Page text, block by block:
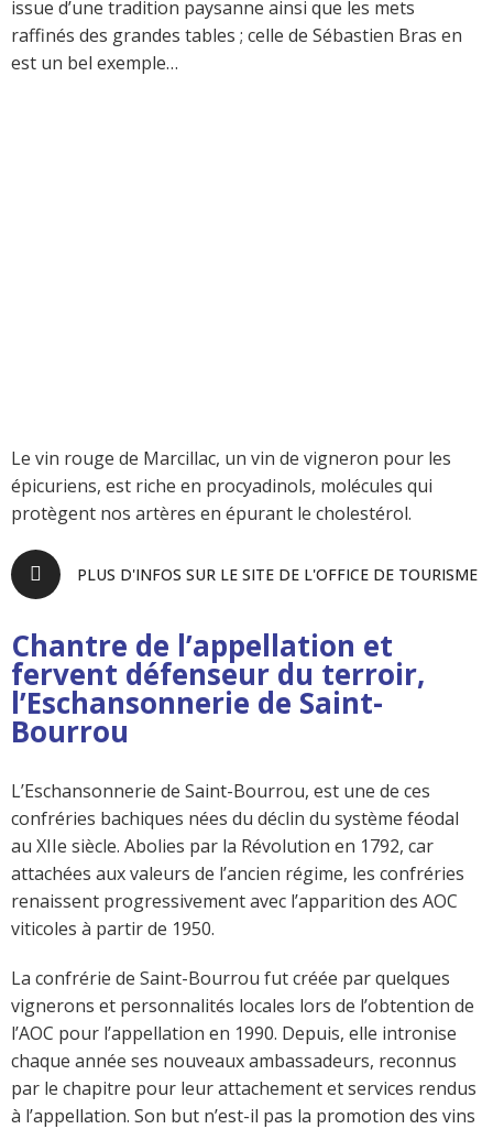
issue d’une tradition paysanne ainsi que les mets
raffinés des grandes tables ; celle de Sébastien Bras en
est un bel exemple…
Le vin rouge de Marcillac, un vin de vigneron pour les
épicuriens, est riche en procyadinols, molécules qui
protègent nos artères en épurant le cholestérol.
PLUS D'INFOS SUR LE SITE DE L'OFFICE DE TOURISME
Chantre de l’appellation et
fervent défenseur du terroir,
l’Eschansonnerie de Saint-
Bourrou
L’Eschansonnerie de Saint-Bourrou, est une de ces
confréries bachiques nées du déclin du système féodal
au XIIe siècle. Abolies par la Révolution en 1792, car
attachées aux valeurs de l’ancien régime, les confréries
renaissent progressivement avec l’apparition des AOC
viticoles à partir de 1950.
La confrérie de Saint-Bourrou fut créée par quelques
vignerons et personnalités locales lors de l’obtention de
l’AOC pour l’appellation en 1990. Depuis, elle intronise
chaque année ses nouveaux ambassadeurs, reconnus
par le chapitre pour leur attachement et services rendus
à l’appellation. Son but n’est-il pas la promotion des vins